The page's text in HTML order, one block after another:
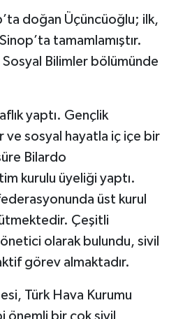
doğan Üçüncüoğlu; ilk,
tamamlamıştır.
Bilimler bölümünde
yaptı. Gençlik
ve sosyal hayatla iç içe bir
Bilardo
kurulu üyeliği yaptı.
üst kurul
Çeşitli
olarak bulundu, sivil
görev almaktadır.
Türk Hava Kurumu
önemli bir çok sivil